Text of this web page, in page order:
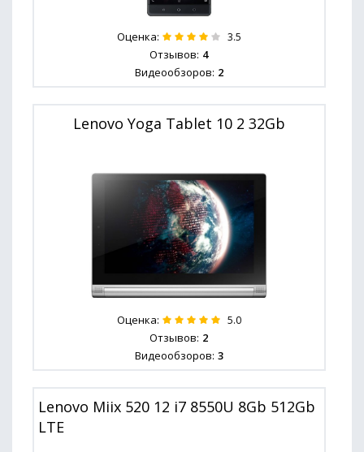
Оценка: 3.5
Отзывов: 4
Видеообзоров: 2
Lenovo Yoga Tablet 10 2 32Gb
Оценка: 5.0
Отзывов: 2
Видеообзоров: 3
Lenovo Miix 520 12 i7 8550U 8Gb 512Gb
LTE